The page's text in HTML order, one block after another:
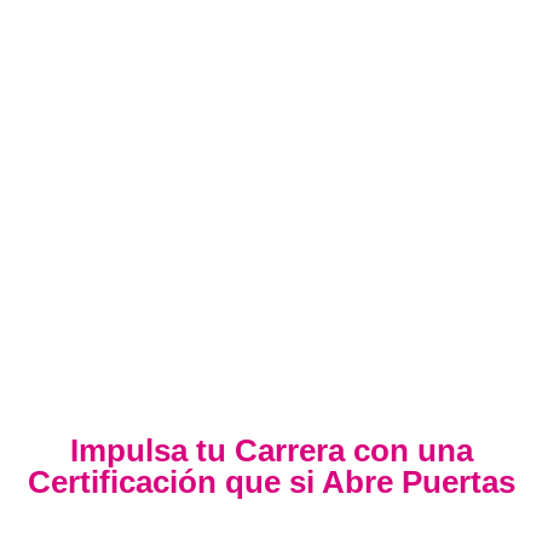
Impulsa tu Carrera con una
Certificación que si Abre Puertas